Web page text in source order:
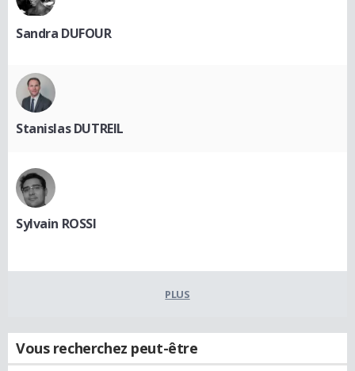
Sandra DUFOUR
Stanislas DUTREIL
Sylvain ROSSI
PLUS
Vous recherchez peut-être